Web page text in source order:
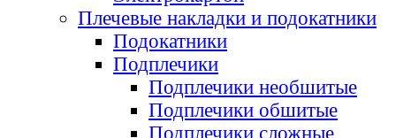
Плечевые накладки и подокатники
Подокатники
Подплечики
Подплечики необшитые
Подплечики обшитые
Подплечики сложные